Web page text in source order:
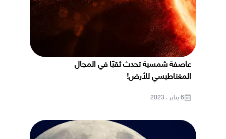
عاصفة شمسية تحدث ثقبًا في المجال
المغناطيسي للأرض!
6 يناير ، 2023